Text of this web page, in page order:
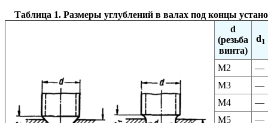
Таблица 1. Размеры углублений в валах под концы
d
(резьба
винта)
d1
М2
—
М3
—
М4
—
М5
—